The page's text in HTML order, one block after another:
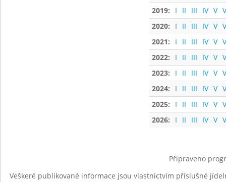
2019:
I II III IV V
2020:
I II III IV V
2021:
I II III IV V
2022:
I II III IV V
2023:
I II III IV V
2024:
I II III IV V
2025:
I II III IV V
2026:
I II III IV V
Připraveno
Veškeré publikované informace jsou vlastnictvím příslušné